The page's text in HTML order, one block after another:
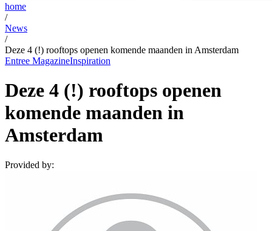
home
/
News
/
Deze 4 (!) rooftops openen komende maanden in Amsterdam
Entree MagazineInspiration
Deze 4 (!) rooftops openen
komende maanden in
Amsterdam
Provided by: